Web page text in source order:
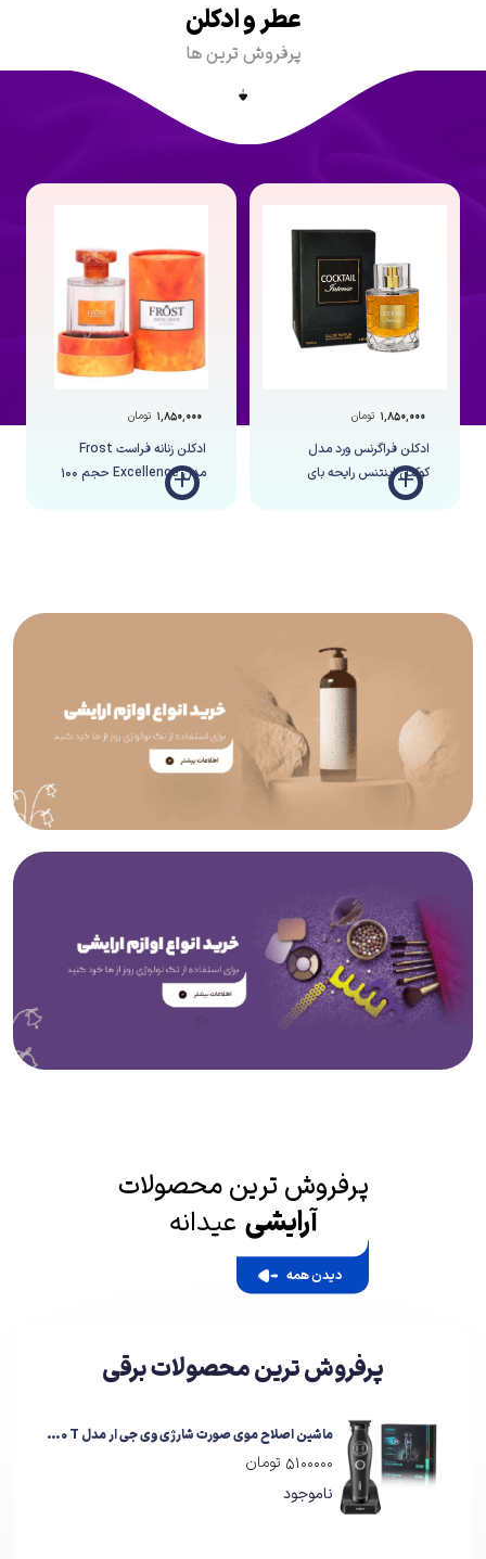
عطر و ادکلن
پرفروش ترین ها
۱,۸۵۰,۰۰۰ تومان
ادکلن فراگرنس ورد مدل
کوکتل اینتنس رایحه بای
کیلیان آنجلز شیر
+
۱,۸۵۰,۰۰۰ تومان
ادکلن زنانه فراست Frost
مدل Excellence حجم 100
میلی لیتر
+
پرفروش ترین محصولات
آرایشی عیدانه
دیدن همه
پرفروش ترین محصولات برقی
ماشین اصلاح موی صورت شارژی وی جی ار مدل V-880 T
5100000 تومان
ناموجود